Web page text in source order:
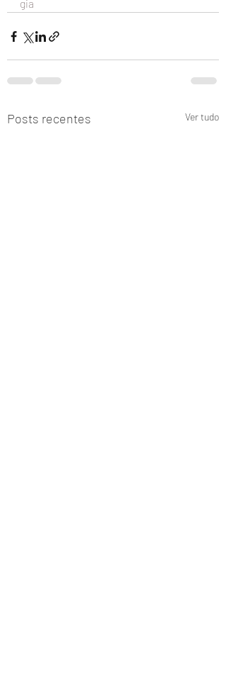
gia
Posts recentes Ver tudo